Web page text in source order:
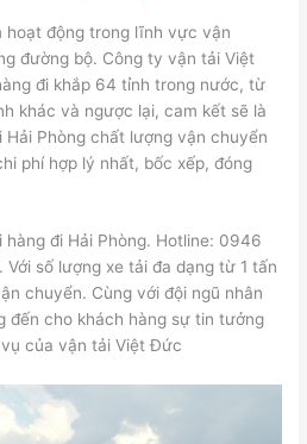
hoạt động trong lĩnh vực vận
đường bộ. Công ty vận tải Việt
đi khắp 64 tỉnh trong nước, từ
khác và ngược lại, cam kết sẽ là
Phòng chất lượng vận chuyển
phí hợp lý nhất, bốc xếp, đóng
đi Hải Phòng. Hotline: 0946
số lượng xe tải đa dạng từ 1 tấn
chuyển. Cùng với đội ngũ nhân
đến cho khách hàng sự tin tưởng
của vận tải Việt Đức